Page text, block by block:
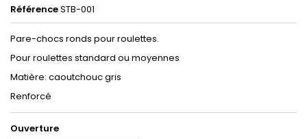
RéférenceSTB-001
Pare-chocs ronds pour roulettes.
Pour roulettes standard ou moyennes
Matière: caoutchouc gris
Renforcé
Ouverture